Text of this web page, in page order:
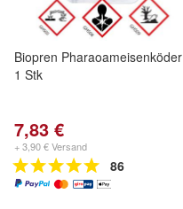
Biopren Pharaoameisenköder
1 Stk
7,83 €
+ 3,90 € Versand
86